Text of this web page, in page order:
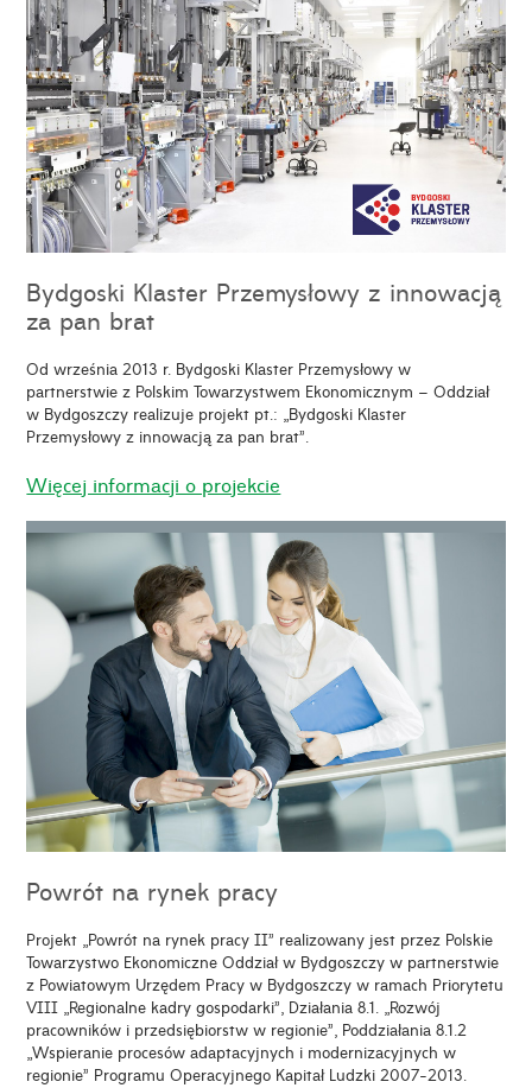
Bydgoski Klaster Przemysłowy z innowacją
za pan brat
Od września 2013 r. Bydgoski Klaster Przemysłowy w
partnerstwie z Polskim Towarzystwem Ekonomicznym – Oddział
w Bydgoszczy realizuje projekt pt.: „Bydgoski Klaster
Przemysłowy z innowacją za pan brat”.
Więcej informacji o projekcie
Powrót na rynek pracy
Projekt „Powrót na rynek pracy II” realizowany jest przez Polskie
Towarzystwo Ekonomiczne Oddział w Bydgoszczy w partnerstwie
z Powiatowym Urzędem Pracy w Bydgoszczy w ramach Priorytetu
VIII „Regionalne kadry gospodarki”, Działania 8.1. „Rozwój
pracowników i przedsiębiorstw w regionie”, Poddziałania 8.1.2
„Wspieranie procesów adaptacyjnych i modernizacyjnych w
regionie” Programu Operacyjnego Kapitał Ludzki 2007-2013.